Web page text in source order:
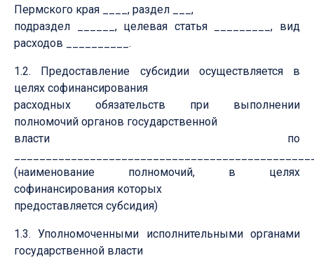
Пермского края ____, раздел ___,
подраздел ______, целевая статья _________, вид
расходов __________.
1.2. Предоставление субсидии осуществляется в
целях софинансирования
расходных обязательств при выполнении
полномочий органов государственной
власти по
(наименование полномочий, в целях
софинансирования которых
предоставляется субсидия)
1.3. Уполномоченными исполнительными органами
государственной власти